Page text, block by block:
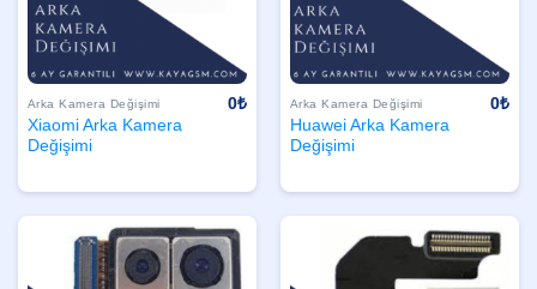
Arka Kamera Değişimi
Xiaomi Arka Kamera
Değişimi
0₺ Arka Kamera Değişimi
Huawei Arka Kamera
Değişimi
0₺